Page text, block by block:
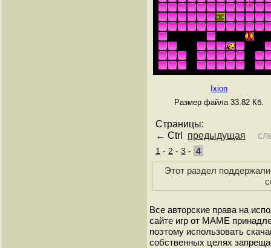
Ixion
Размер файла 33.82 Кб.
Страницы:
← Ctrl предыдущая
1 - 2 - 3 - 4
Этот раздел
Все авторские права на
сайте игр от МАМЕ
поэтому использовать
собственных целях